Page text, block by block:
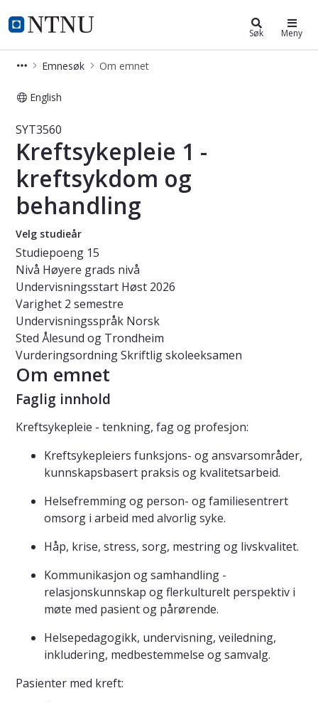
NTNU Hjemmeside
Studier Søk Meny
Emnesøk Om emnet
English
Emne - Kreftsykepleie 1 -
SYT3560
Kreftsykepleie 1 -
kreftsykdom og
behandling
Velg studieår
Studiepoeng 15
Nivå Høyere grads nivå
Undervisningsstart Høst 2026
Varighet 2 semestre
Undervisningsspråk Norsk
Sted Ålesund og Trondheim
VurderingsordningSkriftlig skoleeksamen
Om emnet
Faglig innhold
Kreftsykepleie - tenkning, fag og profesjon:
Kreftsykepleiers funksjons- og ansvarsområder,
kunnskapsbasert praksis og kvalitetsarbeid.
Helsefremming og person- og familiesentrert
omsorg i arbeid med alvorlig syke.
Håp, krise, stress, sorg, mestring og livskvalitet.
Kommunikasjon og samhandling -
relasjonskunnskap og flerkulturelt perspektiv i
møte med pasient og pårørende.
Helsepedagogikk, undervisning, veiledning,
inkludering, medbestemmelse og samvalg.
Pasienter med kreft: